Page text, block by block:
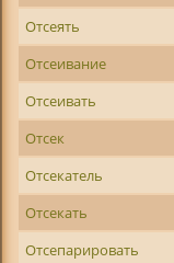
Отсеять
Отсеивание
Отсеивать
Отсек
Отсекатель
Отсекать
Отсепарировать